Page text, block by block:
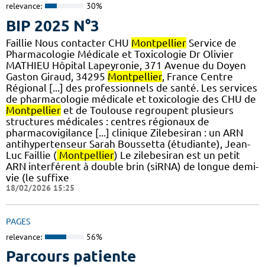
relevance: 30%
BIP 2025 N°3
Faillie Nous contacter CHU Montpellier Service de
Pharmacologie Médicale et Toxicologie Dr Olivier
MATHIEU Hôpital Lapeyronie, 371 Avenue du Doyen
Gaston Giraud, 34295 Montpellier, France Centre
Régional [...] des professionnels de santé. Les services
de pharmacologie médicale et toxicologie des CHU de
Montpellier et de Toulouse regroupent plusieurs
structures médicales : centres régionaux de
pharmacovigilance [...] clinique Zilebesiran : un ARN
antihypertenseur Sarah Boussetta (étudiante), Jean-
Luc Faillie ( Montpellier) Le zilebesiran est un petit
ARN interférent à double brin (siRNA) de longue demi-
vie (le suffixe
18/02/2026 15:25
PAGES
relevance: 56%
Parcours patiente